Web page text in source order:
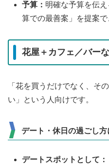
予算： 明確な予算を伝
算での最善案」を提案で
花屋＋カフェ／バー
「花を買うだけでなく、そ
い」という人向けです。
デート・休日の過ごし
デートスポットとして：